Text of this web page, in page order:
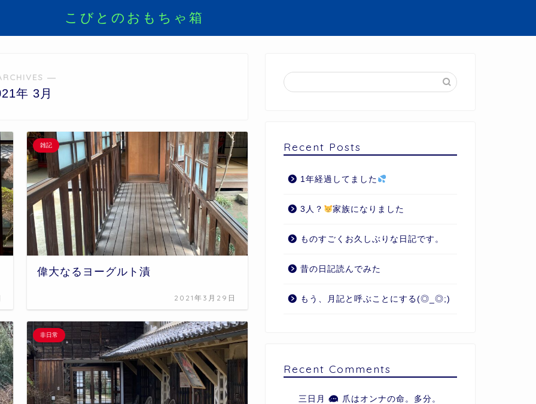
こびとのおもちゃ箱
―
年 3月
雑記
偉大なるヨーグルト漬
2021年3月29日
非日常
Recent Posts
1年経過してました
3人？ 家族になりました
ものすごくお久しぶりな日記です。
昔の日記読んでみた
もう、月記と呼ぶことにする(◎_◎;)
Recent Comments
三日月 on 爪はオンナの命。多分。